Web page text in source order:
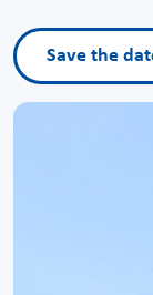
Save the